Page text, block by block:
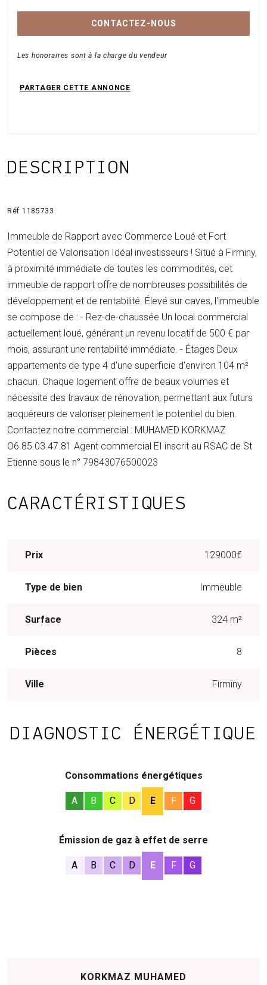
CONTACTEZ-NOUS
Les honoraires sont à la charge du vendeur
DESCRIPTION
Réf 1185733
Immeuble de Rapport avec Commerce Loué et Fort
Potentiel de Valorisation Idéal investisseurs ! Situé à Firminy,
à proximité immédiate de toutes les commodités, cet
immeuble de rapport offre de nombreuses possibilités de
développement et de rentabilité. Élevé sur caves, l'immeuble
se compose de : - Rez-de-chaussée Un local commercial
actuellement loué, générant un revenu locatif de 500 € par
mois, assurant une rentabilité immédiate. - Étages Deux
appartements de type 4 d'une superficie d'environ 104 m²
chacun. Chaque logement offre de beaux volumes et
nécessite des travaux de rénovation, permettant aux futurs
acquéreurs de valoriser pleinement le potentiel du bien.
Contactez notre commercial : MUHAMED KORKMAZ
O6.85.03.47.81 Agent commercial EI inscrit au RSAC de St
Etienne sous le n° 79843076500023
CARACTÉRISTIQUES
Prix 129000€
Type de bien Immeuble
Surface 324 m²
Pièces 8
Ville Firminy
DIAGNOSTIC ÉNERGÉTIQUE
Consommations énergétiques
A B C D E F G
Émission de gaz à effet de serre
A B C D E F G
KORKMAZ MUHAMED